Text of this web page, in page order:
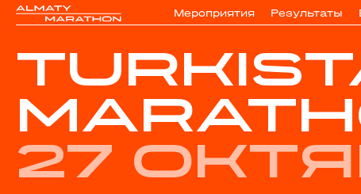
Мероприятия Результаты
27